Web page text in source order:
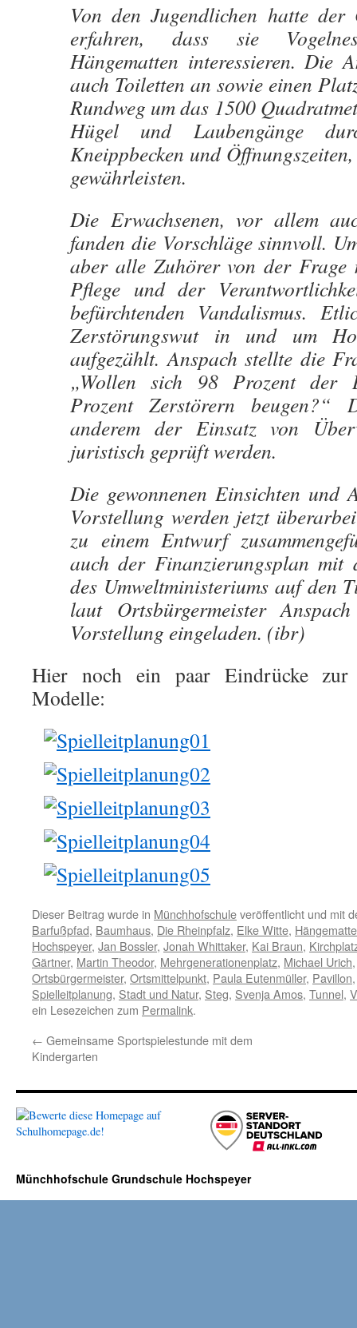
Von den Jugendlichen hatte der
erfahren, dass sie
Hängematten interessieren. Die
auch Toiletten an sowie einen
Rundweg um das 1500
Hügel und Laubengänge
Kneippbecken und
gewährleisten.
Die Erwachsenen, vor allem
fanden die Vorschläge sinnvoll.
aber alle Zuhörer von der Frage
Pflege und der
befürchtenden Vandalismus.
Zerstörungswut in und um
aufgezählt. Anspach stellte die
„Wollen sich 98 Prozent der
Prozent Zerstörern beugen?“
anderem der Einsatz von
juristisch geprüft werden.
Die gewonnenen Einsichten und
Vorstellung werden jetzt
zu einem Entwurf
auch der Finanzierungsplan mit
des Umweltministeriums auf den
laut Ortsbürgermeister
Vorstellung eingeladen. (ibr)
Hier noch ein paar Eindrücke zur
Modelle:
Dieser Beitrag wurde in Münchhofschuleveröffentlicht und mit
Barfußpfad, Baumhaus, Die Rheinpfalz, Elke Witte, Hängematte
Hochspeyer, Jan Bossler, Jonah Whittaker, Kai Braun,
Gärtner, Martin Theodor, Mehrgenerationenplatz, Michael Urich
Ortsbürgermeister, Ortsmittelpunkt, Paula Eutenmüller, Pavillon
Spielleitplanung, Stadt und Natur, Steg, Svenja Amos, Tunnel,
ein Lesezeichen zum Permalink.
← Gemeinsame Sportspielestunde mit dem
Kindergarten
Münchhofschule Grundschule Hochspeyer